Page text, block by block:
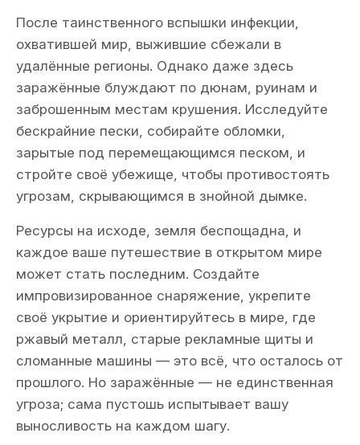
После таинственного вспышки инфекции,
охватившей мир, выжившие сбежали в
удалённые регионы. Однако даже здесь
заражённые блуждают по дюнам, руинам и
заброшенным местам крушения. Исследуйте
бескрайние пески, собирайте обломки,
зарытые под перемещающимся песком, и
стройте своё убежище, чтобы противостоять
угрозам, скрывающимся в знойной дымке.
Ресурсы на исходе, земля беспощадна, и
каждое ваше путешествие в открытом мире
может стать последним. Создайте
импровизированное снаряжение, укрепите
своё укрытие и ориентируйтесь в мире, где
ржавый металл, старые рекламные щиты и
сломанные машины — это всё, что осталось от
прошлого. Но заражённые — не единственная
угроза; сама пустошь испытывает вашу
выносливость на каждом шагу.